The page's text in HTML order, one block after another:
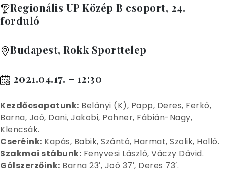
Regionális UP Közép B csoport, 24.
forduló
Budapest, Rokk Sporttelep
2021.04.17. – 12:30
Kezdőcsapatunk: Belányi (K), Papp, Deres, Ferkó,
Barna, Joó, Dani, Jakobi, Pohner, Fábián-Nagy,
Klencsák.
Cseréink: Kapás, Babik, Szántó, Harmat, Szolik, Holló.
Szakmai stábunk: Fenyvesi László, Váczy Dávid.
Gólszerzőink: Barna 23′, Joó 37′, Deres 73′.